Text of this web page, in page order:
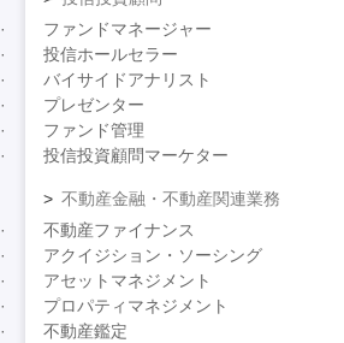
ファンドマネージャー
投信ホールセラー
バイサイドアナリスト
プレゼンター
ファンド管理
投信投資顧問マーケター
不動産金融・不動産関連業務
不動産ファイナンス
アクイジション・ソーシング
アセットマネジメント
プロパティマネジメント
不動産鑑定